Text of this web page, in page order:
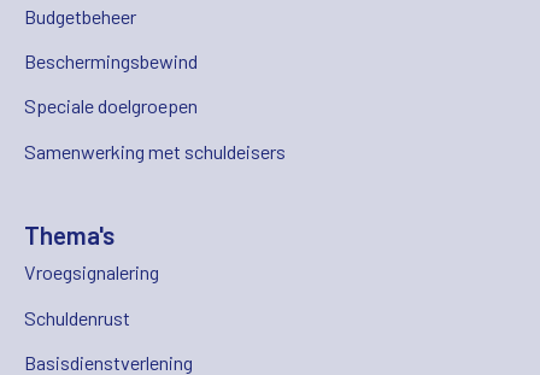
Budgetbeheer
Beschermingsbewind
Speciale doelgroepen
Samenwerking met schuldeisers
Thema's
Vroegsignalering
Schuldenrust
Basisdienstverlening